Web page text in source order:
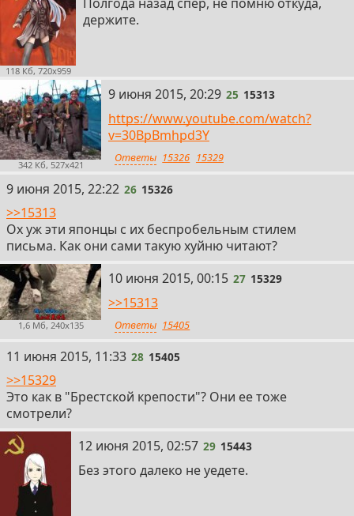
118 Кб, 720x959
держите.
342 Кб, 527x421
25
9 июня 2015, 20:29 25 15313
https://www.youtube.com/watch?
v=30BpBmhpd3Y
Ответы 15326 15329
26
9 июня 2015, 22:22 26 15326
>>15313
Ох уж эти японцы с их беспробельным стилем
письма. Как они сами такую хуйню читают?
1,6 Мб, 240x135
27
10 июня 2015, 00:15 27 15329
>>15313
Ответы 15405
28
11 июня 2015, 11:33 28 15405
>>15329
Это как в "Брестской крепости"? Они ее тоже
смотрели?
29
12 июня 2015, 02:57 29 15443
Без этого далеко не уедете.